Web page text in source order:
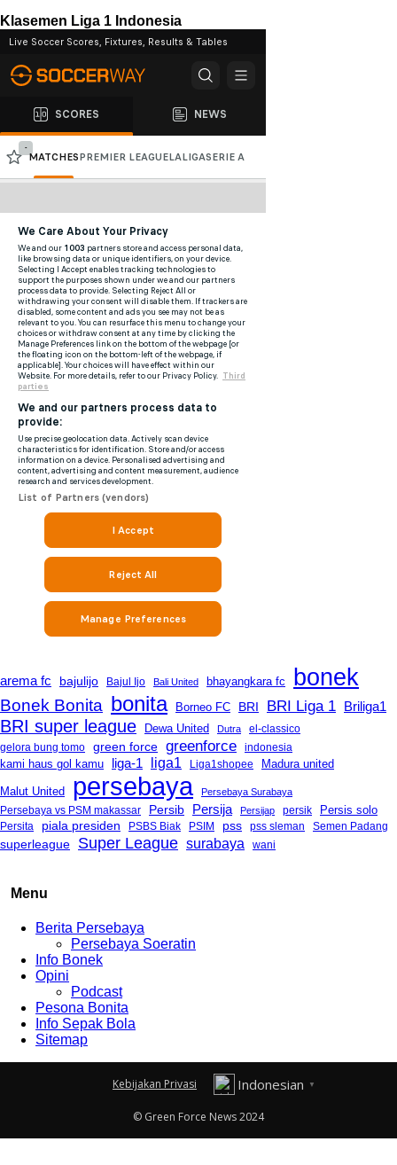
Klasemen Liga 1 Indonesia
arema fc bajulijo Bajul Ijo Bali United bhayangkara fc bonek
Bonek Bonita bonita Borneo FC BRI BRI Liga 1 Briliga1
BRI super league Dewa United Dutra el-classico
gelora bung tomo green force greenforce indonesia
kami haus gol kamu liga-1 liga1 Liga1shopee Madura united
Malut United persebaya Persebaya Surabaya
Persebaya vs PSM makassar Persib Persija Persijap persik Persis solo
Persita piala presiden PSBS Biak PSIM pss pss sleman Semen Padang
superleague Super League surabaya wani
Menu
Berita Persebaya
Persebaya Soeratin
Info Bonek
Opini
Podcast
Pesona Bonita
Info Sepak Bola
Sitemap
Kebijakan Privasi Indonesian ▼
© Green Force News 2024